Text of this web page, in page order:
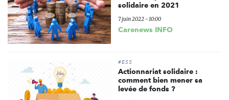
solidaire en 2021
7 juin 2022 - 10:00
Carenews INFO
#ESS
Actionnariat solidaire :
comment bien mener sa
levée de fonds ?